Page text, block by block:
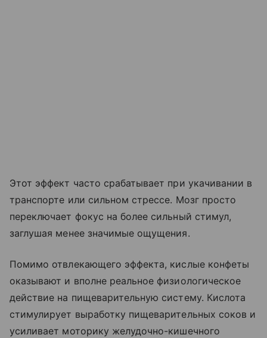
Этот эффект часто срабатывает при укачивании в
транспорте или сильном стрессе. Мозг просто
переключает фокус на более сильный стимул,
заглушая менее значимые ощущения.
Помимо отвлекающего эффекта, кислые конфеты
оказывают и вполне реальное физиологическое
действие на пищеварительную систему. Кислота
стимулирует выработку пищеварительных соков и
усиливает моторику желудочно-кишечного